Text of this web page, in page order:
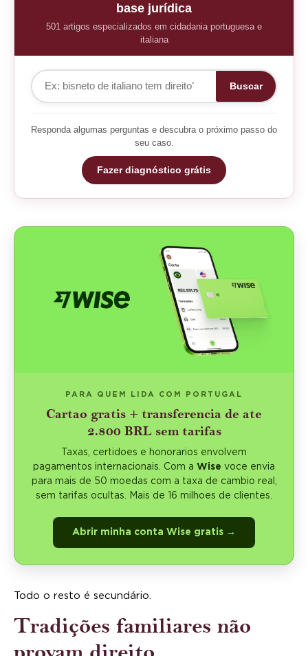
base jurídica
501 artigos especializados em cidadania portuguesa e
italiana
Buscar
Responda algumas perguntas e descubra o próximo passo do
seu caso.
Fazer diagnóstico grátis
PARA QUEM LIDA COM PORTUGAL
Cartao gratis + transferencia de ate
2.800 BRL sem tarifas
Taxas, certidoes e honorarios envolvem
pagamentos internacionais. Com a Wise voce envia
para mais de 50 moedas com a taxa de cambio real,
sem tarifas ocultas. Mais de 16 milhoes de clientes.
Abrir minha conta Wise gratis →
Todo o resto é secundário.
Tradições familiares não